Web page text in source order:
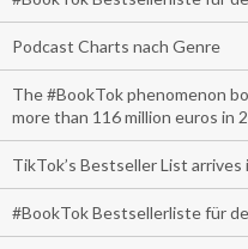
Podcast Charts nach Genre
The #BookTok phenomenon
more than 116 million euros in
TikTok’s Bestseller List arrives
#BookTok Bestsellerliste für